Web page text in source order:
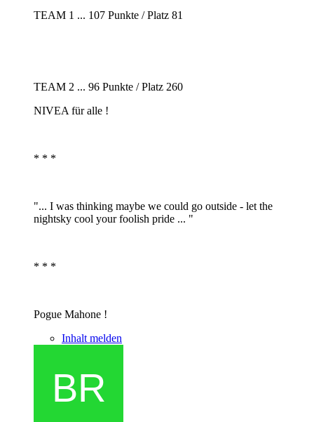
TEAM 1 ... 107 Punkte / Platz 81
TEAM 2 ... 96 Punkte / Platz 260
NIVEA für alle !
* * *
"... I was thinking maybe we could go outside - let the
nightsky cool your foolish pride ... "
* * *
Pogue Mahone !
Inhalt melden